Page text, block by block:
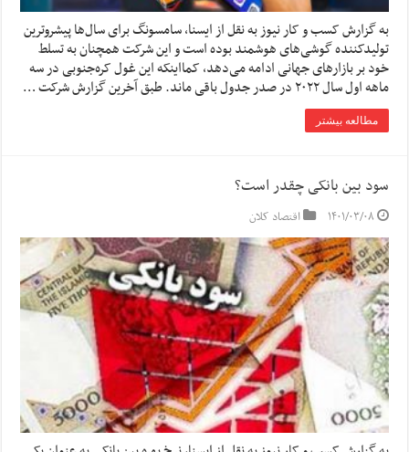
به گزارش کسب و کار نیوز به نقل از ایسنا، سامسونگ برای سال‌ها پیشروترین
تولیدکننده گوشی‌های هوشمند بوده است و این شرکت همچنان به تسلط
خود بر بازارهای جهانی ادامه می‌دهد، کمااینکه این غول کره‌جنوبی در سه
ماهه اول سال ۲۰۲۲ در صدر جدول باقی ماند. طبق آخرین گزارش شرکت …
مطالعه بیشتر
سود بین بانکی چقدر است؟
۱۴۰۱/۰۳/۰۸ اقتصاد کلان